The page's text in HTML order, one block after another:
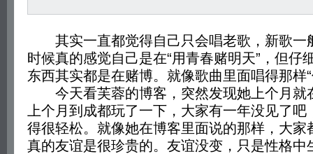
其实一直都觉得自己只会唱老歌，新歌一
时候真的感觉自己是在“用青春赌明天”，但仔
东西其实都是在赌博。就像歌曲里面唱得那样
今天看芙蓉的博客，突然发现她上个月就
上个月到成都玩了一下，大家有一年没见了
得很轻松。就像她在博客里面说的那样，大家
真的友谊是很珍贵的。友谊没变，只是性格中